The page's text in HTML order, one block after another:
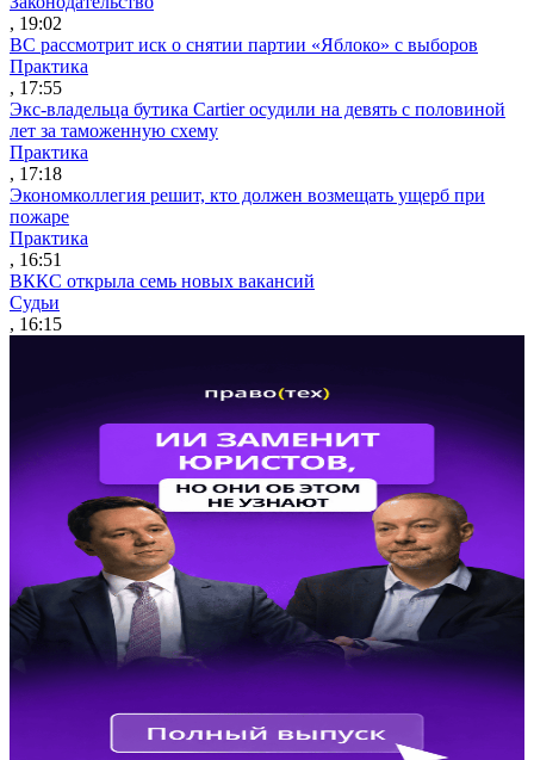
, 19:02
ВС рассмотрит иск о снятии партии «Яблоко» с выборов
Практика
, 17:55
Экс-владельца бутика Cartier осудили на девять с половиной
лет за таможенную схему
Практика
, 17:18
Экономколлегия решит, кто должен возмещать ущерб при
пожаре
Практика
, 16:51
ВККС открыла семь новых вакансий
Судьи
, 16:15